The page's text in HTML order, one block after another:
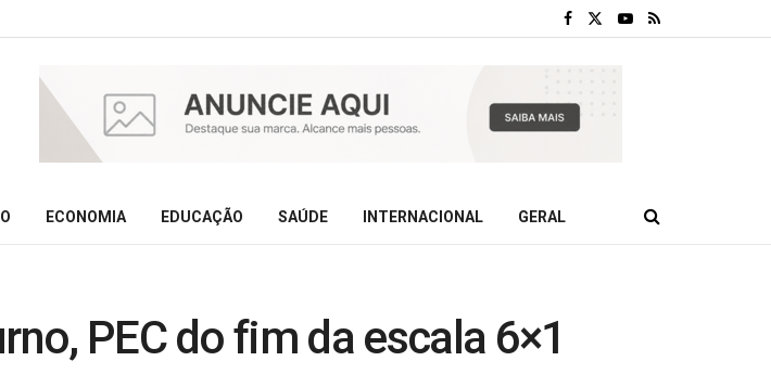
ECONOMIA EDUCAÇÃO SAÚDE INTERNACIONAL GERAL
PEC do fim da escala 6×1